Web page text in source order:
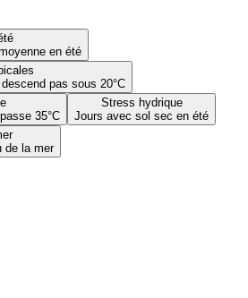
en été
pas sous 20°C
35°C
Stress hydrique
Jours avec sol sec en été
de la mer